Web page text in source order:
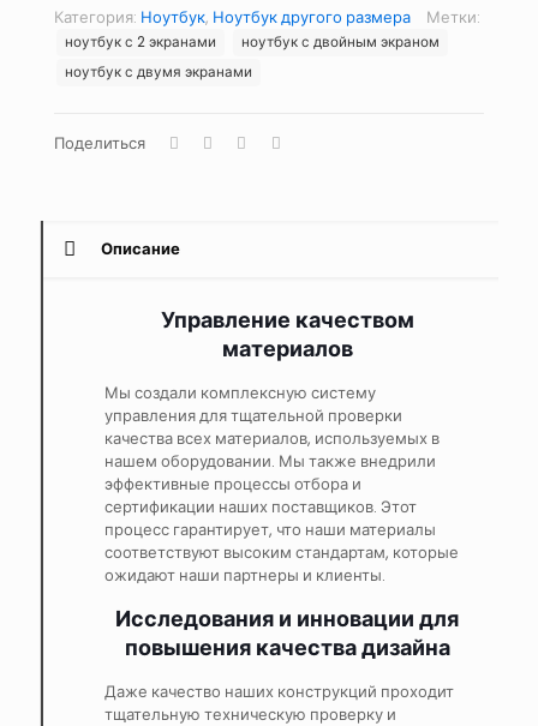
Категория: Ноутбук, Ноутбук другого размера Метки:
ноутбук с 2 экранами
ноутбук с двойным экраном
ноутбук с двумя экранами
Поделиться
Описание
Управление качеством
материалов
Мы создали комплексную систему
управления для тщательной проверки
качества всех материалов, используемых в
нашем оборудовании. Мы также внедрили
эффективные процессы отбора и
сертификации наших поставщиков. Этот
процесс гарантирует, что наши материалы
соответствуют высоким стандартам, которые
ожидают наши партнеры и клиенты.
Исследования и инновации для
повышения качества дизайна
Даже качество наших конструкций проходит
тщательную техническую проверку и